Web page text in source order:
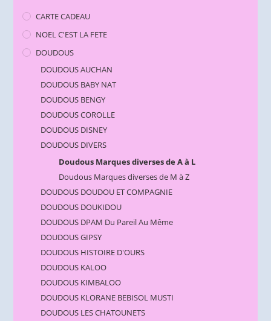
CARTE CADEAU
NOEL C'EST LA FETE
DOUDOUS
DOUDOUS AUCHAN
DOUDOUS BABY NAT
DOUDOUS BENGY
DOUDOUS COROLLE
DOUDOUS DISNEY
DOUDOUS DIVERS
Doudous Marques diverses de A à L
Doudous Marques diverses de M à Z
DOUDOUS DOUDOU ET COMPAGNIE
DOUDOUS DOUKIDOU
DOUDOUS DPAM Du Pareil Au Même
DOUDOUS GIPSY
DOUDOUS HISTOIRE D'OURS
DOUDOUS KALOO
DOUDOUS KIMBALOO
DOUDOUS KLORANE BEBISOL MUSTI
DOUDOUS LES CHATOUNETS